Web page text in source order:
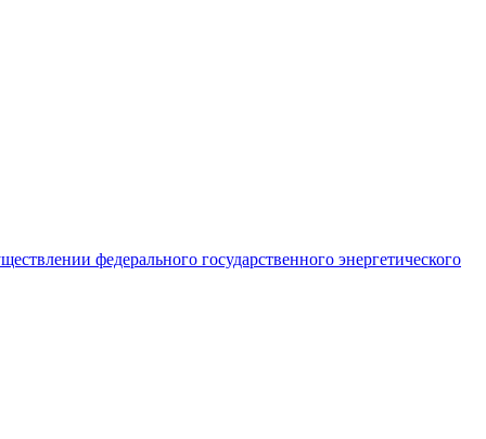
федерального государственного энергетического